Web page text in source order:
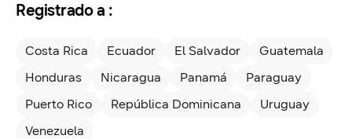
Registrado a :
Costa Rica Ecuador El Salvador
Guatemala
Honduras
Nicaragua Panamá
Paraguay
Puerto Rico
República Dominicana
Uruguay
Venezuela